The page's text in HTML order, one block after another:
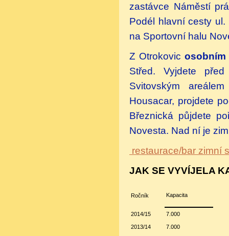
zastávce Náměstí
Podél hlavní cesty
na Sportovní halu
Z Otrokovicosobním
Střed. Vyjdete
Svitovským
Housacar, projdete
Březnická půjdete
Novesta. Nad ní je
restaurace/bar zimní
JAK SE VYVÍJELA
Ročník Kapacita
2014/15 7.000
2013/14 7.000